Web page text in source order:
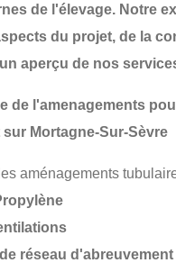
de l'élevage. Notre
du projet, de la
aperçu de nos
de l'amenagements
Mortagne-Sur-Sèvre
aménagements
réseau d'abreuvement